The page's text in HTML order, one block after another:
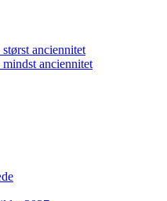
anciennitet
anciennitet